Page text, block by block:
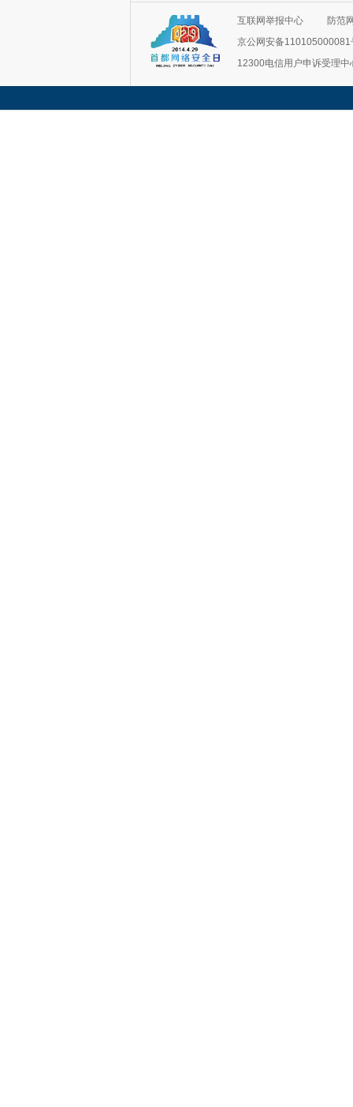
互联网举报中心
防范
京公网安备110105000081
12300电信用户申诉受理中